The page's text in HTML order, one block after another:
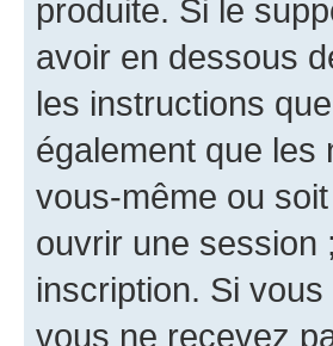
produite. Si le
avoir en dessous
les instructions
également que les
vous-même ou
ouvrir une session
inscription. Si
vous ne recevez